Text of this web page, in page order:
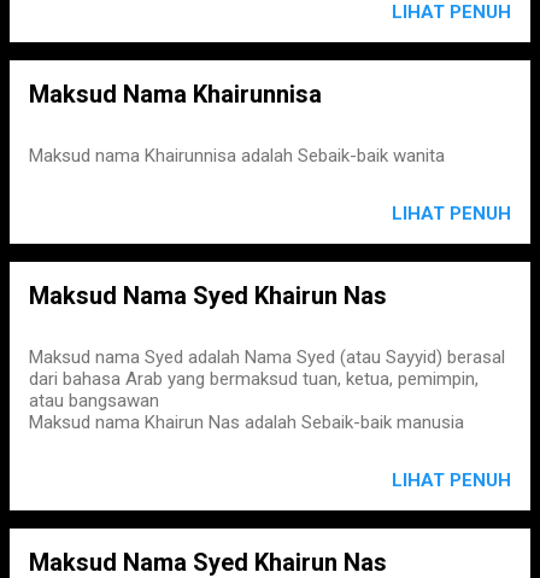
LIHAT PENUH
Maksud Nama Khairunnisa
Maksud nama Khairunnisa adalah Sebaik-baik wanita
LIHAT PENUH
Maksud Nama Syed Khairun Nas
Maksud nama Syed adalah Nama Syed (atau Sayyid) berasal
dari bahasa Arab yang bermaksud tuan, ketua, pemimpin,
atau bangsawan
Maksud nama Khairun Nas adalah Sebaik-baik manusia
LIHAT PENUH
Maksud Nama Syed Khairun Nas